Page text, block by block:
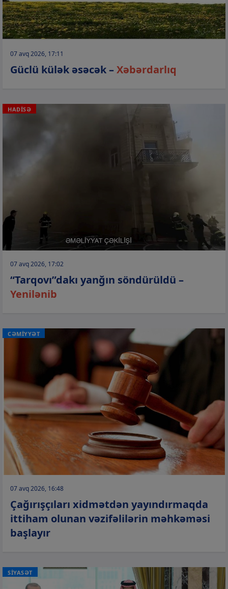
07 avq 2026, 17:11
Güclü külək əsəcək –Xəbərdarlıq
HADİSƏ
07 avq 2026, 17:02
“Tarqovı”dakı yanğın söndürüldü –
Yenilənib
CƏMİYYƏT
07 avq 2026, 16:48
Çağırışçıları xidmətdən yayındırmaqda
ittiham olunan vəzifəlilərin məhkəməsi
başlayır
SİYASƏT